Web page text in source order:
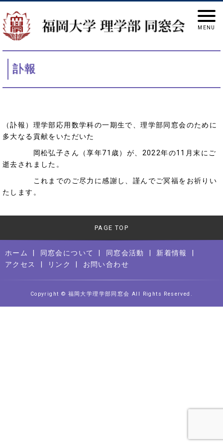
訃報
（訃報）理学部応用数学科の一期生で、理学部同窓会のために
多大なる貢献をいただいた
岡松弘子さん（享年71歳）が、2022年の11月末にご
逝去されました。
これまでのご尽力に感謝し、謹んでご冥福をお祈りい
たします。
PAGE TOP
ホーム 同窓会について 同窓会活動
新着情報
アクセス
リンク お問い合わせ
Copyright © 福岡大学理学部同窓会 All Rights Reserved.